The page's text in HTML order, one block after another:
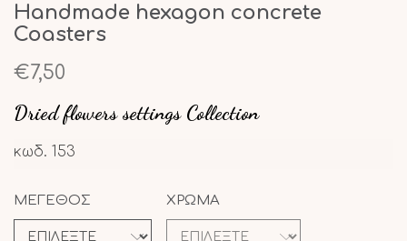
Handmade hexagon concrete
Coasters
€7,50
Dried flowers settings Collection
κωδ. 153
ΜΕΓΕΘΟΣ ΧΡΩΜΑ